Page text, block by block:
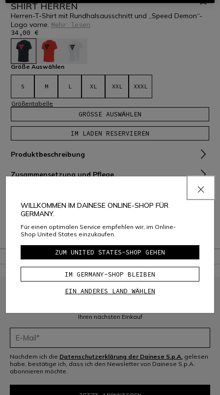
SHIRT HERREN
Herren-T-Shirt mit Rundhalsausschnitt und „Speed Demon“-
Logo vorne. Mehr lesen
34,00 €
ausgewählt
Größe Auswählen
S M L XL XXL XXXL
Größentabelle
GRÖSSE AUSWÄHLEN
IM LADEN RESERVIEREN
Produktbeschreibung
Zusammensetzung und Pflege
Consumer Care
Garantie
Ihren nächsten Einkauf
Nachdem ich die Datenschutzerklärung der Dainese S.p.A. gelesen
habe, bestätige ich, dass ich den Newsletter von Dainese S.p.A.
abonnieren möchte.
WILLKOMMEN IM DAINESE ONLINE-SHOP FÜR
GERMANY.
Für einen optimalen Service empfehlen wir, im Online-
Shop United States einzukaufen.
ZUM UNITED STATES-SHOP GEHEN
IM GERMANY-SHOP BLEIBEN
EIN ANDERES LAND WÄHLEN